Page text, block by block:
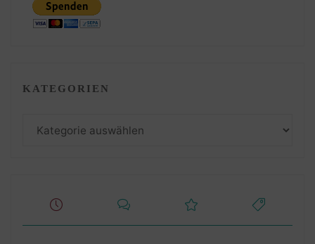
KATEGORIEN